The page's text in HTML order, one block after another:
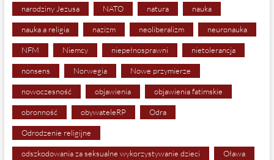
narodziny Jezusa NATO natura nauka
nauka a religia nazizm neoliberalizm neuronauka
NFM Niemcy niepełnosprawni nietolerancja
nonsens Norwegia Nowe przymierze
nowoczesność objawienia objawienia fatimskie
obronność obywateleRP Odra
Odrodzenie religijne
odszkodowania za seksualne wykorzystywanie dzieci Oława